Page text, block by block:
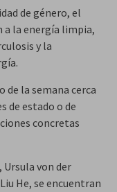
de género, el
a la energía limpia,
y la
de la semana cerca
de estado o de
concretas
Ursula von der
He, se encuentran